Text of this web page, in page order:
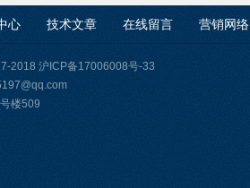
心 技术文章 在线留言 营销网络
2018 沪ICP备17006008号-33
楼509